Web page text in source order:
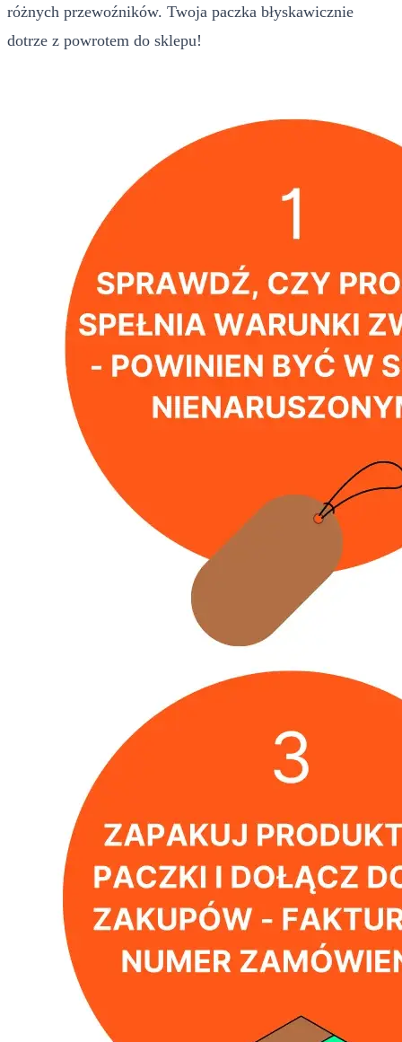
różnych przewoźników. Twoja paczka błyskawicznie
dotrze z powrotem do sklepu!